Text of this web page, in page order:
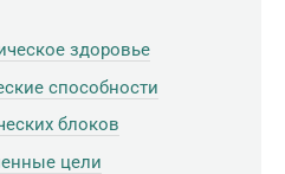
здоровье
способности
блоков
цели